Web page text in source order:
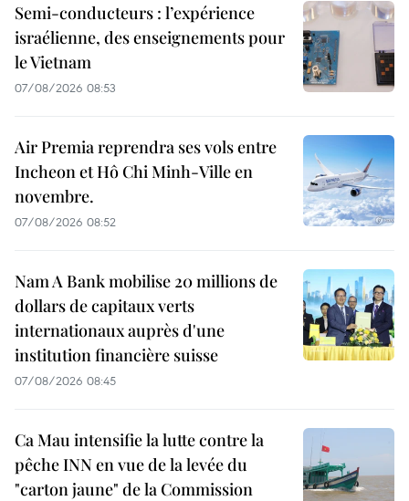
Semi-conducteurs : l’expérience
israélienne, des enseignements pour
le Vietnam
07/08/2026 08:53
Air Premia reprendra ses vols entre
Incheon et Hô Chi Minh-Ville en
novembre.
07/08/2026 08:52
Nam A Bank mobilise 20 millions de
dollars de capitaux verts
internationaux auprès d'une
institution financière suisse
07/08/2026 08:45
Ca Mau intensifie la lutte contre la
pêche INN en vue de la levée du
"carton jaune" de la Commission